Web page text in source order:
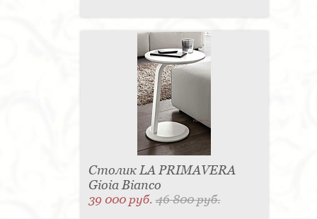
Столик LA PRIMAVERA
Gioia Bianco
39 000 руб.46 800 руб.